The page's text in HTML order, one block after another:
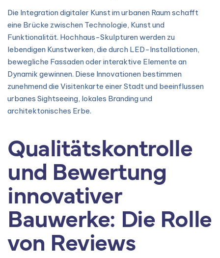
Die Integration digitaler Kunst im urbanen Raum schafft
eine Brücke zwischen Technologie, Kunst und
Funktionalität. Hochhaus-Skulpturen werden zu
lebendigen Kunstwerken, die durch LED-Installationen,
bewegliche Fassaden oder interaktive Elemente an
Dynamik gewinnen. Diese Innovationen bestimmen
zunehmend die Visitenkarte einer Stadt und beeinflussen
urbanes Sightseeing, lokales Branding und
architektonisches Erbe.
Qualitätskontrolle
und Bewertung
innovativer
Bauwerke: Die Rolle
von Reviews